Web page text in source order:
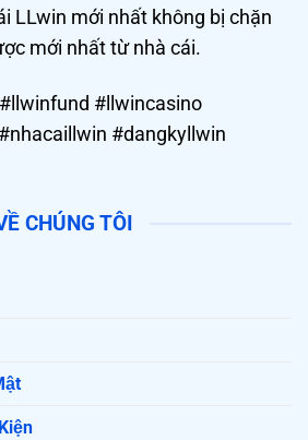
LLwin mới nhất không bị chặn
mới nhất từ nhà cái.
#llwincasino
#dangkyllwin
CHÚNG TÔI